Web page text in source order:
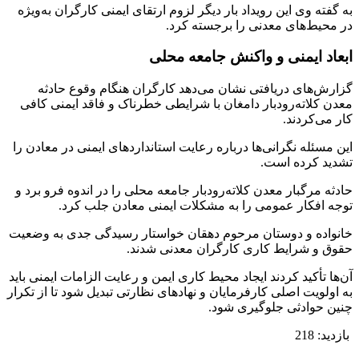
به گفته وی این رویداد بار دیگر لزوم ارتقای ایمنی کارگران به‌ویژه
در محیط‌های معدنی را برجسته کرد.
ابعاد ایمنی و واکنش جامعه محلی
گزارش‌های دریافتی نشان می‌دهد کارگران هنگام وقوع حادثه
معدن کلاته‌رودبار دامغان با شرایطی خطرناک و فاقد ایمنی کافی
کار می‌کردند.
این مسئله نگرانی‌ها درباره رعایت استانداردهای ایمنی در معادن را
تشدید کرده است.
حادثه مرگبار معدن کلاته‌رودبار جامعه محلی را در اندوه فرو برد و
توجه افکار عمومی را به مشکلات ایمنی معادن جلب کرد.
خانواده و دوستان مرحوم دهقان خواستار رسیدگی جدی به وضعیت
حقوق و شرایط کاری کارگران معدنی شدند.
آن‌ها تأکید کردند ایجاد محیط کاری ایمن و رعایت الزامات ایمنی باید
به اولویت اصلی کارفرمایان و نهادهای نظارتی تبدیل شود تا از تکرار
چنین حوادثی جلوگیری شود.
بازدید: 218